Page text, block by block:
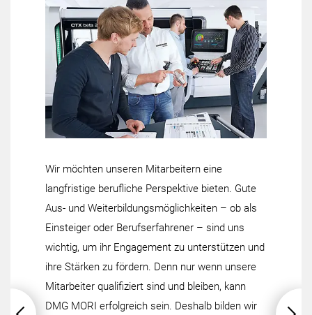
Wir möchten unseren Mitarbeitern eine
langfristige berufliche Perspektive bieten. Gute
Aus- und Weiterbildungsmöglichkeiten – ob als
Einsteiger oder Berufserfahrener – sind uns
wichtig, um ihr Engagement zu unterstützen und
ihre Stärken zu fördern. Denn nur wenn unsere
Mitarbeiter qualifiziert sind und bleiben, kann
DMG MORI erfolgreich sein. Deshalb bilden wir